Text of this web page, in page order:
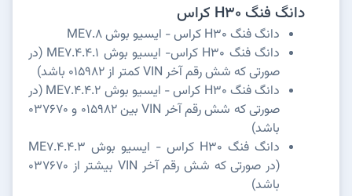
دانگ فنگ H30 کراس
دانگ فنگ H30 کراس - ایسیو بوش ME7.8
دانگ فنگ H30 کراس- ایسیو بوش ME7.4.4.1 (در
صورتی که شش رقم آخر VIN کمتر از 015982 باشد)
دانگ فنگ H30 کراس - ایسیو بوش ME7.4.4.2 (در
صورتی که شش رقم آخر VIN بین 015982 و 037670
باشد)
دانگ فنگ H30 کراس - ایسیو بوش ME7.4.4.3
(در صورتی که شش رقم آخر VIN بیشتر از 037670
باشد)